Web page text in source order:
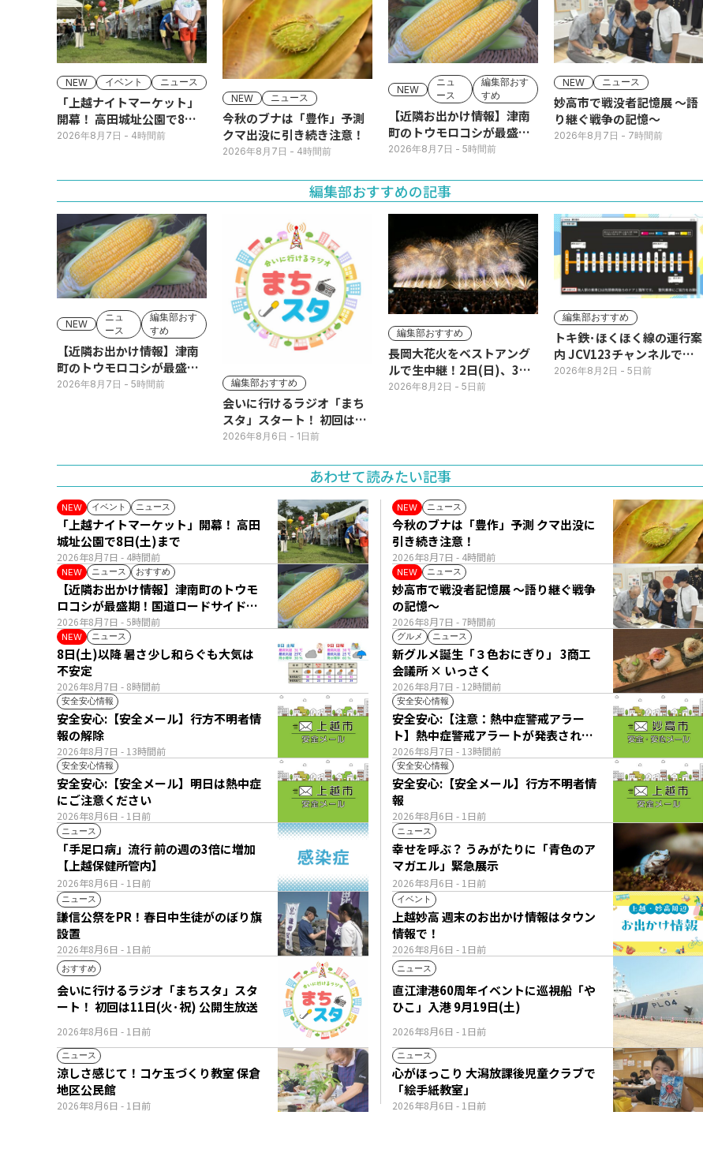
NEW イベント ニュース
「上越ナイトマーケット」
開幕！ 高田城址公園で8日
(土)まで
2026年8月7日 - 4時間前
NEW ニュース
今秋のブナは「豊作」予測
クマ出没に引き続き注意！
2026年8月7日 - 4時間前
NEW
ニュ
ース
編集部おす
すめ
【近隣お出かけ情報】津南
町のトウモロコシが最盛
期！国道ロードサイドの直
2026年8月7日 - 5時間前
NEW ニュース
妙高市で戦没者記憶展 ～語
り継ぐ戦争の記憶～
2026年8月7日 - 7時間前
編集部おすすめの記事
NEW
ニュ
ース
編集部おす
すめ
【近隣お出かけ情報】津南
町のトウモロコシが最盛
期！国道ロードサイドの直
2026年8月7日 - 5時間前 編集部おすすめ
会いに行けるラジオ「まち
スタ」スタート！ 初回は11
日(火･祝) 公開生放送
2026年8月6日 - 1日前
編集部おすすめ
長岡大花火をベストアング
ルで生中継！2日(日)、3日
(月)
2026年8月2日 - 5日前
編集部おすすめ
トキ鉄･ほくほく線の運行案
内 JCV123チャンネルで平
日毎朝表示
2026年8月2日 - 5日前
あわせて読みたい記事
NEW イベント ニュース
2026年8月7日 - 4時間前
「上越ナイトマーケット」開幕！ 高田
城址公園で8日(土)まで
NEW ニュース
2026年8月7日 - 4時間前
今秋のブナは「豊作」予測 クマ出没に
引き続き注意！
NEW ニュース おすすめ
2026年8月7日 - 5時間前
【近隣お出かけ情報】津南町のトウモ
ロコシが最盛期！国道ロードサイドの
直売所は朝から長い列
NEW ニュース
2026年8月7日 - 7時間前
妙高市で戦没者記憶展 ～語り継ぐ戦争
の記憶～
NEW ニュース
2026年8月7日 - 8時間前
8日(土)以降 暑さ少し和らぐも大気は
不安定
グルメ ニュース
2026年8月7日 - 12時間前
新グルメ誕生「３色おにぎり」 3商工
会議所 × いっさく
安全安心情報
2026年8月7日 - 13時間前
安全安心:【安全メール】行方不明者情
報の解除
安全安心情報
2026年8月7日 - 13時間前
安全安心:【注意：熱中症警戒アラー
ト】熱中症警戒アラートが発表されて
います。
安全安心情報
2026年8月6日 - 1日前
安全安心:【安全メール】明日は熱中症
にご注意ください
安全安心情報
2026年8月6日 - 1日前
安全安心:【安全メール】行方不明者情
報
ニュース
2026年8月6日 - 1日前
「手足口病」流行 前の週の3倍に増加
【上越保健所管内】
ニュース
2026年8月6日 - 1日前
幸せを呼ぶ？ うみがたりに「青色のア
マガエル」緊急展示
ニュース
2026年8月6日 - 1日前
謙信公祭をPR！春日中生徒がのぼり旗
設置
イベント
2026年8月6日 - 1日前
上越妙高 週末のお出かけ情報はタウン
情報で！
おすすめ
2026年8月6日 - 1日前
会いに行けるラジオ「まちスタ」スタ
ート！ 初回は11日(火･祝) 公開生放送
ニュース
2026年8月6日 - 1日前
直江津港60周年イベントに巡視船「や
ひこ」入港 9月19日(土)
ニュース
2026年8月6日 - 1日前
涼しさ感じて！コケ玉づくり教室 保倉
地区公民館
ニュース
2026年8月6日 - 1日前
心がほっこり 大潟放課後児童クラブで
「絵手紙教室」